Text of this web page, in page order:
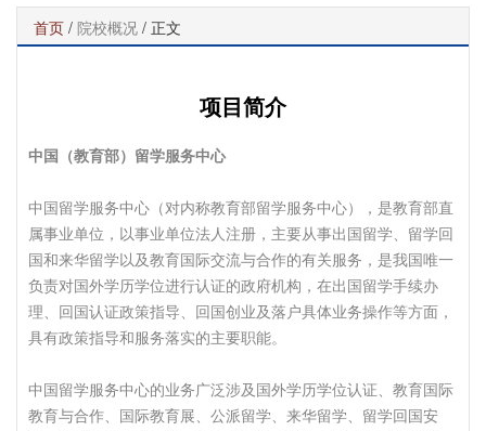
首页 / 院校概况 / 正文
项目简介
中国（教育部）留学服务中心
中国留学服务中心（对内称教育部留学服务中心），是教育部直
属事业单位，以事业单位法人注册，主要从事出国留学、留学回
国和来华留学以及教育国际交流与合作的有关服务，是我国唯一
负责对国外学历学位进行认证的政府机构，在出国留学手续办
理、回国认证政策指导、回国创业及落户具体业务操作等方面，
具有政策指导和服务落实的主要职能。
中国留学服务中心的业务广泛涉及国外学历学位认证、教育国际
教育与合作、国际教育展、公派留学、来华留学、留学回国安